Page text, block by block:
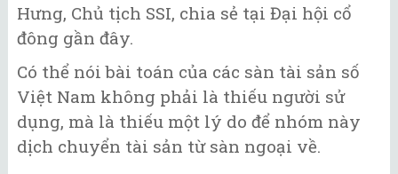
Hưng, Chủ tịch SSI, chia sẻ tại Đại hội cổ
đông gần đây.
Có thể nói bài toán của các sàn tài sản số
Việt Nam không phải là thiếu người sử
dụng, mà là thiếu một lý do để nhóm này
dịch chuyển tài sản từ sàn ngoại về.